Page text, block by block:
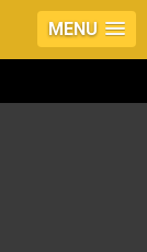
MENU